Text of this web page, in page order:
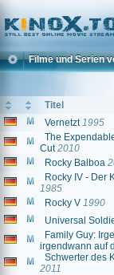
Home
Filme und Serien
Titel
Vernetzt 1995
The
Cut 2010
Rocky Balboa
Rocky IV - Der
1985
Rocky V 1990
Universal
Family Guy:
irgendwann auf
Schwerter des
2011